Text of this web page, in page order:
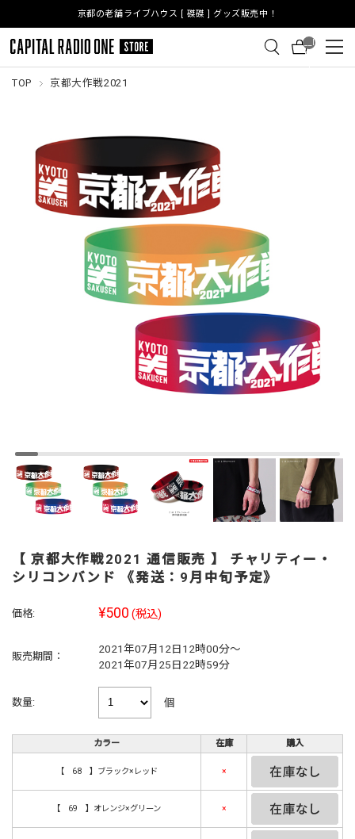
京都の老舗ライブハウス [ 磔磔 ] グッズ販売中！
__I
TM
_C
TOP 京都大作戦2021
【 京都大作戦2021 通信販売 】 チャリティー・
シリコンバンド 《発送：9月中旬予定》
価格: ¥500 (税込)
販売期間：
2021年07月12日12時00分～
2021年07月25日22時59分
数量: 個
カラー 在庫 購入
【 68 】ブラック×レッド ×
【 69 】オレンジ×グリーン ×